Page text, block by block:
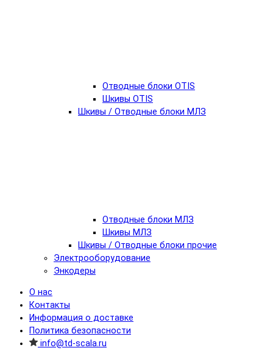
Отводные блоки OTIS
Шкивы OTIS
Шкивы / Отводные блоки МЛЗ
Отводные блоки МЛЗ
Шкивы МЛЗ
Шкивы / Отводные блоки прочие
Электрооборудование
Энкодеры
О нас
Контакты
Информация о доставке
Политика безопасности
info@td-scala.ru